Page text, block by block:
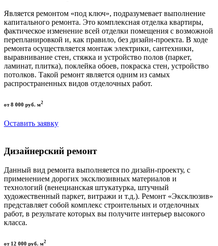
Является ремонтом «под ключ», подразумевает выполнение
капитального ремонта. Это комплексная отделка квартиры,
фактическое изменение всей отделки помещения с возможной
перепланировкой и, как правило, без дизайн-проекта. В ходе
ремонта осуществляется монтаж электрики, сантехники,
выравнивание стен, стяжка и устройство полов (паркет,
ламинат, плитка), поклейка обоев, покраска стен, устройство
потолков. Такой ремонт является одним из самых
распространенных видов отделочных работ.
от 8 000 руб. м2
Оставить заявку
Дизайнерский ремонт
Данный вид ремонта выполняется по дизайн-проекту, с
применением дорогих эксклюзивных материалов и
технологий (венецианская штукатурка, штучный
художественный паркет, витражи и т.д.). Ремонт «Эксклюзив»
представляет собой комплекс строительных и отделочных
работ, в результате которых вы получите интерьер высокого
класса.
от 12 000 руб. м2